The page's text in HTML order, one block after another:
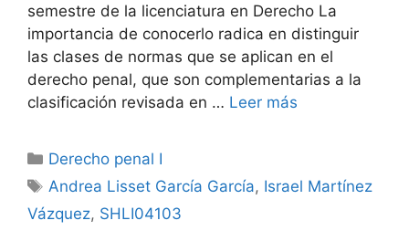
semestre de la licenciatura en Derecho La
importancia de conocerlo radica en distinguir
las clases de normas que se aplican en el
derecho penal, que son complementarias a la
clasificación revisada en … Leer más
Categorías
Derecho penal I
Etiquetas
Andrea Lisset García García, Israel Martínez
Vázquez, SHLI04103